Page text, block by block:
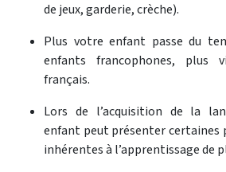
de jeux, garderie, crèche).
Plus votre enfant passe du
enfants francophones, plus
français.
Lors de l’acquisition de la
enfant peut présenter
inhérentes à l’apprentissage de